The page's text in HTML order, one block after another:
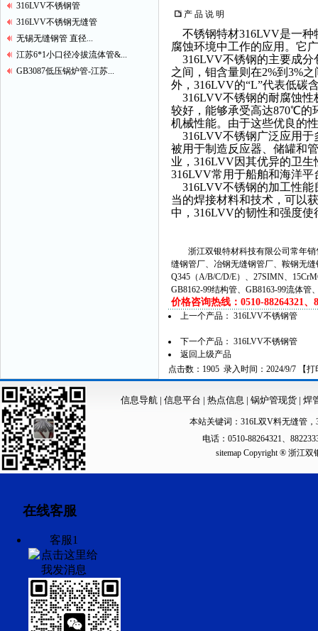
316LVV不锈钢管
316LVV不锈钢无缝管
无锡无缝钢管 直径...
江苏6*1小口径冷拔流体管&...
GB3087低压锅炉管-江苏...
产 品 说 明
不锈钢特材316LVV是一种
腐蚀环境中工作的应用。它
316LVV不锈钢的主要成分
之间，钼含量则在2%到3%
外，316LVV的“L”代表低碳
316LVV不锈钢的耐腐蚀性
较好，能够承受高达870℃的
机械性能。由于这些优良的
316LVV不锈钢广泛应用于
被用于制造反应器、储罐和
业，316LVV因其优异的卫
316LVV常用于船舶和海洋
316LVV不锈钢的加工性能
当的焊接材料和技术，可以
中，316LVV的韧性和强度
浙江双银特材科技有限公司常年销
缝钢管厂、冶钢无缝钢管厂、鞍钢无
Q345（A/B/C/D/E）、27SIMN、
GB8162-99结构管、GB8163-99流体
价格咨询热线：0510-88264321、
上一个产品： 316LVV不锈钢管
下一个产品： 316LVV不锈钢管
返回上级产品
点击数：1905 录入时间：2024/9/7 【打
信息导航| 信息平台 | 热点信息 | 锅炉管现货 | 焊
本站关键词： 316L双V料无缝管 ，
电话：0510-88264321、
sitemapCopyright ® 浙江双
在线客服
客服1